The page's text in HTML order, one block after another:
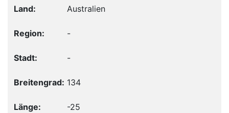
Australien
-
-
134
-25